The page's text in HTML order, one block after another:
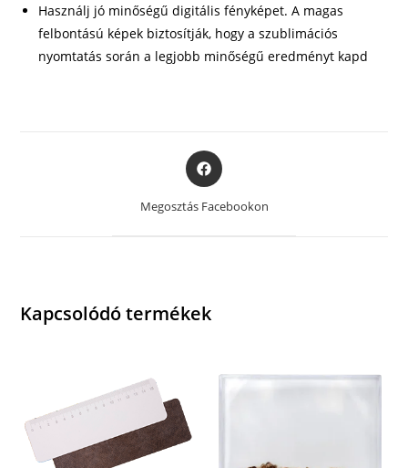
Használj jó minőségű digitális fényképet. A magas
felbontású képek biztosítják, hogy a szublimációs
nyomtatás során a legjobb minőségű eredményt kapd
Opens
in
new
Megosztás Facebookon
Kapcsolódó termékek